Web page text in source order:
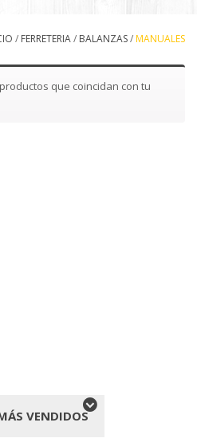
/ FERRETERIA/ BALANZAS/MANUALES
que coincidan con tu
VENDIDOS